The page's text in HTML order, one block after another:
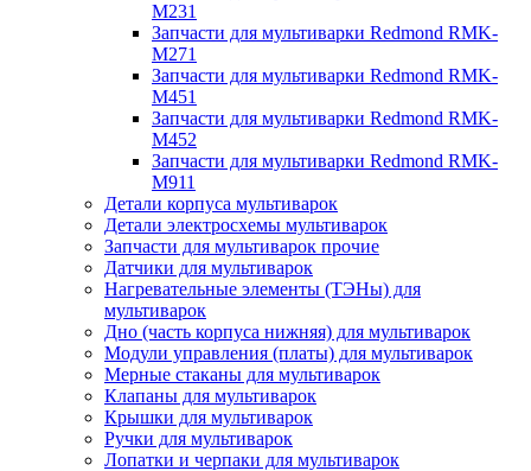
M231
Запчасти для мультиварки Redmond RMK-
M271
Запчасти для мультиварки Redmond RMK-
M451
Запчасти для мультиварки Redmond RMK-
M452
Запчасти для мультиварки Redmond RMK-
M911
Детали корпуса мультиварок
Детали электросхемы мультиварок
Запчасти для мультиварок прочие
Датчики для мультиварок
Нагревательные элементы (ТЭНы) для
мультиварок
Дно (часть корпуса нижняя) для мультиварок
Модули управления (платы) для мультиварок
Мерные стаканы для мультиварок
Клапаны для мультиварок
Крышки для мультиварок
Ручки для мультиварок
Лопатки и черпаки для мультиварок